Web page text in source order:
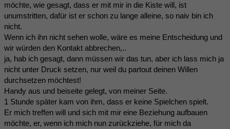
möchte, wie gesagt, dass er mit mir in die Kiste will, ist
unumstritten, dafür ist er schon zu lange alleine, so naiv bin ich
nicht.
Wenn ich ihn nicht sehen wolle, wäre es meine Entscheidung und
wir würden den Kontakt abbrechen,..
ja, hab ich gesagt, dann müssen wir das tun, aber ich lass mich ja
nicht unter Druck setzen, nur weil du partout deinen Willen
durchsetzen möchtest!
Handy aus und beiseite gelegt, von meiner Seite.
1 Stunde später kam von ihm, dass er keine Spielchen spielt.
Er mich treffen will und sich mit mir eine Beziehung aufbauen
möchte, er, wenn ich mich nun zurückziehe, für mich da